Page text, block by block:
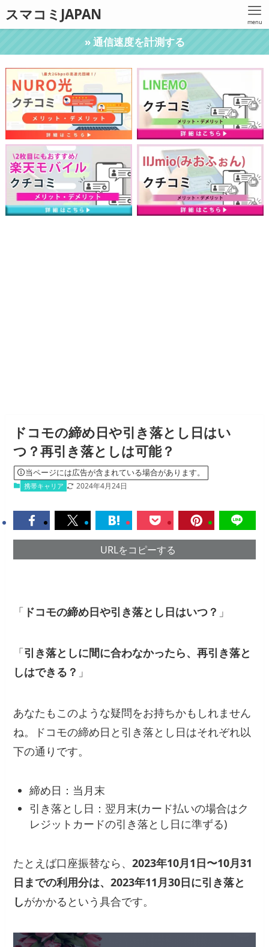
スマコミJAPAN menu
» 通信速度を計測する
ドコモの締め日や引き落とし日はい
つ？再引き落としは可能？
当ページには広告が含まれている場合があります。
携帯キャリア 2024年4月24日
URLをコピーする
「 ドコモの締め日や引き落とし日はいつ？ 」
「引き落としに間に合わなかったら、再引き落と
しはできる？ 」
あなたもこのような疑問をお持ちかもしれません
ね。ドコモの締め日と引き落とし日はそれぞれ以
下の通りです。
締め日：当月末
引き落とし日：翌月末(カード払いの場合はク
レジットカードの引き落とし日に準ずる)
たとえば口座振替なら、2023年10月1日〜10月31
日までの利用分は、2023年11月30日に引き落と
しがかかるという具合です。